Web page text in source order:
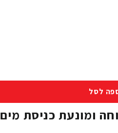
לסל
ומונעת כניסת מים